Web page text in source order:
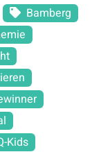
Bamberg
Kids